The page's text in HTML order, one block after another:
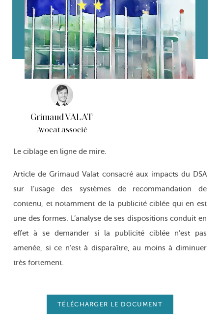
Grimaud VALAT
Avocat associé
Le ciblage en ligne de mire.
Article de Grimaud Valat consacré aux impacts du DSA
sur l’usage des systèmes de recommandation de
contenu, et notamment de la publicité ciblée qui en est
une des formes. L’analyse de ses dispositions conduit en
effet à se demander si la publicité ciblée n’est pas
amenée, si ce n’est à disparaître, au moins à diminuer
très fortement.
TÉLÉCHARGER LE DOCUMENT